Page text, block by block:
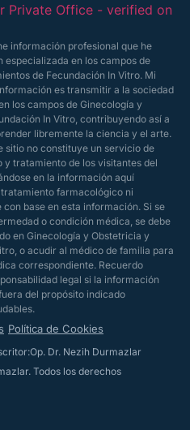
información profesional que he
en los campos de
de Fecundación In Vitro. Mi
es transmitir a la sociedad
los campos de Ginecología y
In Vitro, contribuyendo así a
libremente la ciencia y el arte.
sitio no constituye un servicio de
y tratamiento de los visitantes del
en la información aquí
farmacológico ni
base en esta información. Si se
o condición médica, se debe
en Ginecología y Obstetricia y
o acudir al médico de familia para
correspondiente. Recuerdo
legal si la información
del propósito indicado
Política de Cookies
Dr. Nezih Durmazlar
Todos los derechos